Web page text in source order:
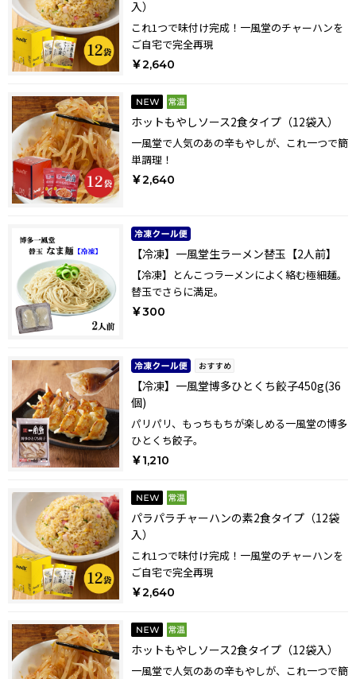
入）
これ1つで味付け完成！一風堂のチャーハンを
ご自宅で完全再現
￥2,640
ホットもやしソース2食タイプ（12袋入）
一風堂で人気のあの辛もやしが、これ一つで簡
単調理！
￥2,640
【冷凍】一風堂生ラーメン替玉【2人前】
【冷凍】とんこつラーメンによく絡む極細麺。
替玉でさらに満足。
￥300
【冷凍】一風堂博多ひとくち餃子450g(36
個)
パリパリ、もっちもちが楽しめる一風堂の博多
ひとくち餃子。
￥1,210
パラパラチャーハンの素2食タイプ（12袋
入）
これ1つで味付け完成！一風堂のチャーハンを
ご自宅で完全再現
￥2,640
ホットもやしソース2食タイプ（12袋入）
一風堂で人気のあの辛もやしが、これ一つで簡